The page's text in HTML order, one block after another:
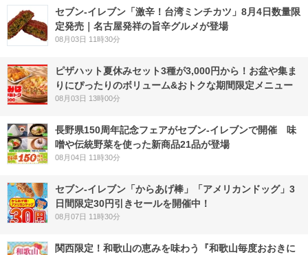
セブン-イレブン「激辛！台湾ミンチカツ」8月4日数量限
定発売｜名古屋発祥の旨辛グルメが登場
08月03日 11時30分
ピザハット夏休みセット3種が3,000円から！お盆や集ま
りにぴったりのボリューム&おトクな期間限定メニュー
08月03日 13時00分
長野県150周年記念フェアがセブン-イレブンで開催 味
噌や伝統野菜を使った新商品21品が登場
08月04日 11時30分
セブン‐イレブン「からあげ棒」「アメリカンドッグ」3
日間限定30円引きセールを開催中！
08月07日 11時30分
関西限定！和歌山の恵みを味わう『和歌山毎度おおきに